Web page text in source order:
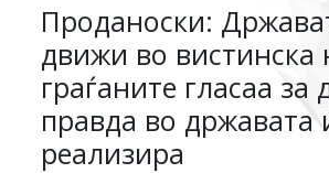
Проданоски:
движи во вистинска
граѓаните гласаа за
правда во државата
реализира